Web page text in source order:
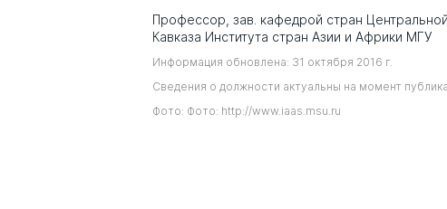
Профессор, зав. кафедрой стран
Кавказа Института стран Азии и Африки МГУ
Информация обновлена: 31 октября 2016 г.
Сведения о должности актуальны на момент
Фото: Фото: http://www.iaas.msu.ru